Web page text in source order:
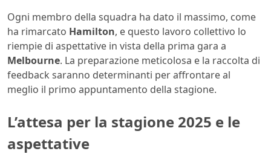
Ogni membro della squadra ha dato il massimo, come
ha rimarcato Hamilton, e questo lavoro collettivo lo
riempie di aspettative in vista della prima gara a
Melbourne. La preparazione meticolosa e la raccolta di
feedback saranno determinanti per affrontare al
meglio il primo appuntamento della stagione.
L’attesa per la stagione 2025 e le
aspettative